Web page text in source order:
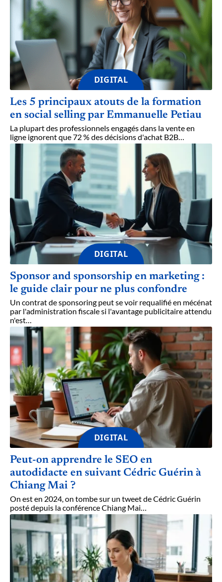
DIGITAL
Les 5 principaux atouts de la formation
en social selling par Emmanuelle Petiau
La plupart des professionnels engagés dans la vente en
ligne ignorent que 72 % des décisions d'achat B2B
DIGITAL
Sponsor and sponsorship en marketing :
le guide clair pour ne plus confondre
Un contrat de sponsoring peut se voir requalifié en mécénat
par l'administration fiscale si l'avantage publicitaire attendu
n'est…
DIGITAL
Peut-on apprendre le SEO en
autodidacte en suivant Cédric Guérin à
Chiang Mai ?
On est en 2024, on tombe sur un tweet de Cédric Guérin
posté depuis la conférence Chiang Mai…